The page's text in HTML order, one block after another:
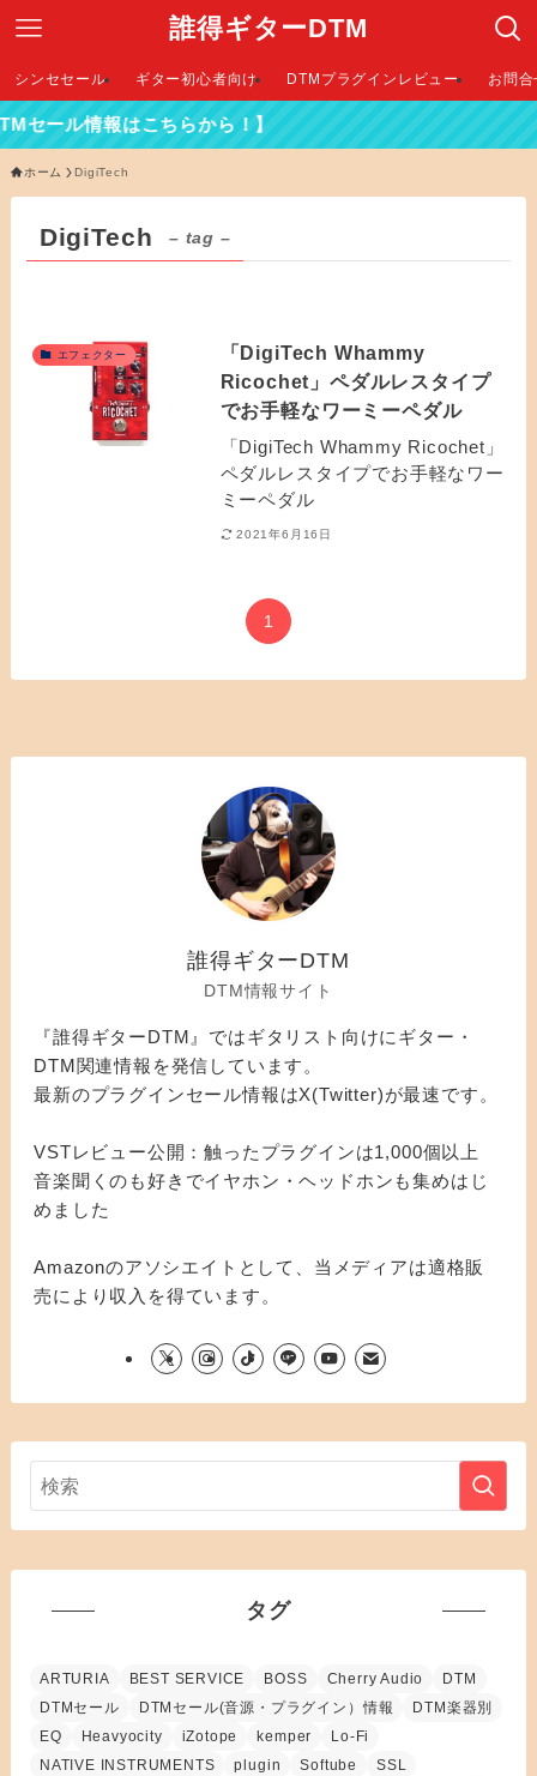
誰得ギターDTM
シンセセール ギター初心者向け DTMプラグインレビュー お問
ール情報はこちらから！】
ホーム DigiTech
DigiTech – tag –
エフェクター
「DigiTech Whammy
Ricochet」ペダルレスタイプ
でお手軽なワーミーペダル
「DigiTech Whammy Ricochet」
ペダルレスタイプでお手軽なワー
ミーペダル
2021年6月16日
1
誰得ギターDTM
DTM情報サイト
『誰得ギターDTM』ではギタリスト向けにギター・
DTM関連情報を発信しています。
最新のプラグインセール情報はX(Twitter)が最速です。
VSTレビュー公開：触ったプラグインは1,000個以上
音楽聞くのも好きでイヤホン・ヘッドホンも集めはじ
めました
Amazonのアソシエイトとして、当メディアは適格販
売により収入を得ています。
タグ
ARTURIA BEST SERVICE BOSS Cherry Audio
DTM
DTMセール
DTMセール(音源・プラグイン）情報
DTM楽器別
EQ
Heavyocity iZotope kemper
Lo-Fi
NATIVE INSTRUMENTS
plugin Softube
SSL